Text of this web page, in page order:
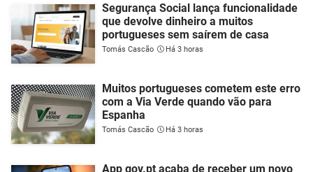
Segurança Social lança funcionalidade
que devolve dinheiro a muitos
portugueses sem saírem de casa
Tomás Cascão Há 3 horas
Muitos portugueses cometem este erro
com a Via Verde quando vão para
Espanha
Tomás Cascão Há 3 horas
App gov.pt acaba de receber um novo